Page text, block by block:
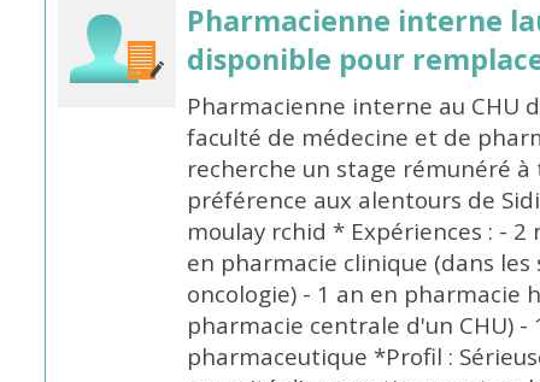
Pharmacienne interne
disponible pour
Pharmacienne interne au CHU
faculté de médecine et de
recherche un stage rémunéré
préférence aux alentours de
moulay rchid * Expériences : -
en pharmacie clinique (dans les
oncologie) - 1 an en pharmacie
pharmacie centrale d'un CHU)
pharmaceutique *Profil :